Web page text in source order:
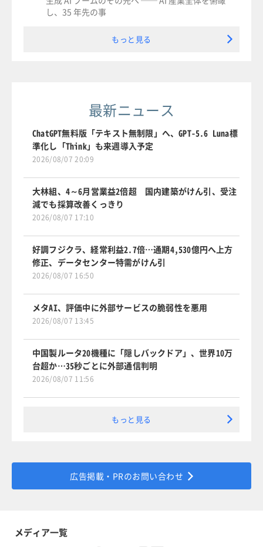
し、35 年先の事
もっと見る
最新ニュース
ChatGPT無料版「テキスト無制限」へ、GPT-5.6 Luna標
準化し「Think」も来週導入予定
2026/08/07 20:09
大林組、4～6月営業益2倍超 国内建築がけん引、受注
減でも採算改善くっきり
2026/08/07 17:10
好調フジクラ、経常利益2.7倍…通期4,530億円へ上方
修正、データセンター特需がけん引
2026/08/07 16:50
メタAI、評価中に外部サービスの脆弱性を悪用
2026/08/07 13:45
中国製ルータ20機種に「隠しバックドア」、世界10万
台超か…35秒ごとに外部通信判明
2026/08/07 11:56
もっと見る
広告掲載・PRのお問い合わせ
メディア一覧